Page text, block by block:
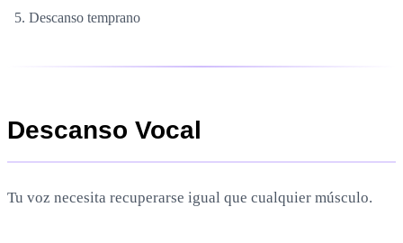
Descanso temprano
Descanso Vocal
Tu voz necesita recuperarse igual que cualquier músculo.